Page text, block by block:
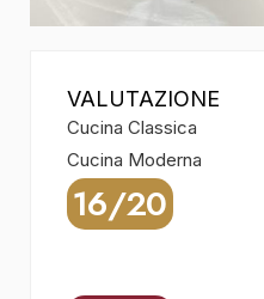
VALUTAZIONE
Cucina Classica
Cucina Moderna
16/20